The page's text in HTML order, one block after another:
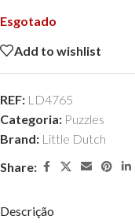
Esgotado
Add to wishlist
REF: LD4765
Categoria: Puzzles
Brand: Little Dutch
Share:
Descrição